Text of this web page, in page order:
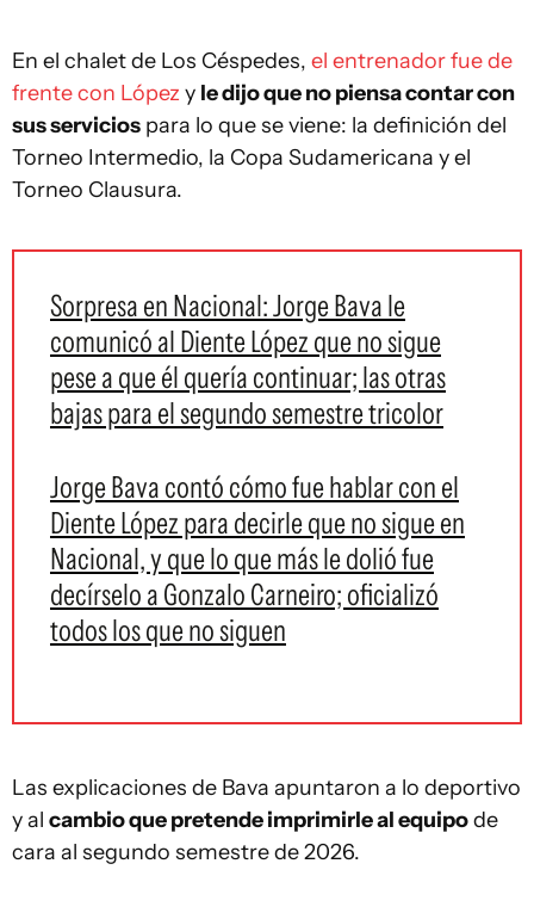
En el chalet de Los Céspedes, el entrenador fue de
frente con López y le dijo que no piensa contar con
sus servicios para lo que se viene: la definición del
Torneo Intermedio, la Copa Sudamericana y el
Torneo Clausura.
Sorpresa en Nacional: Jorge Bava le
comunicó al Diente López que no sigue
pese a que él quería continuar; las otras
bajas para el segundo semestre tricolor
Jorge Bava contó cómo fue hablar con el
Diente López para decirle que no sigue en
Nacional, y que lo que más le dolió fue
decírselo a Gonzalo Carneiro; oficializó
todos los que no siguen
Las explicaciones de Bava apuntaron a lo deportivo
y al cambio que pretende imprimirle al equipode
cara al segundo semestre de 2026.